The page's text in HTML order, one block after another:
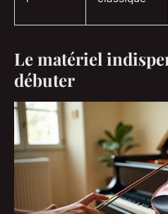
Le matériel
débuter